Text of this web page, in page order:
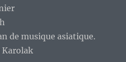
de musique asiatique.
Karolak